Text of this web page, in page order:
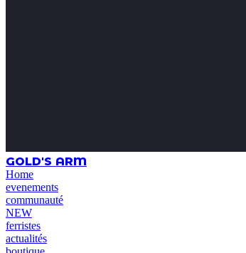
GOLD'S ARM
Home
evenements
communauté
NEW
ferristes
actualités